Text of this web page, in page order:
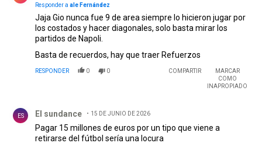
Responder a ale Fernández
Jaja Gio nunca fue 9 de area siempre lo hicieron jugar por
los costados y hacer diagonales, solo basta mirar los
partidos de Napoli.
Basta de recuerdos, hay que traer Refuerzos
RESPONDER 0 0 COMPARTIR
MARCAR
COMO
INAPROPIADO
ES El sundance 15 DE JUNIO DE 2026
Pagar 15 millones de euros por un tipo que viene a
retirarse del fútbol sería una locura